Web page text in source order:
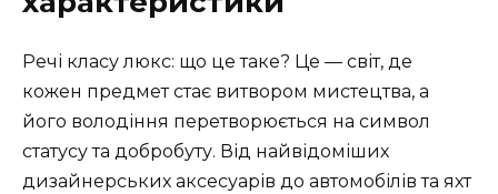
Речі класу люкс: що це таке? Це — світ, де
кожен предмет стає витвором мистецтва, а
його володіння перетворюється на символ
статусу та добробуту. Від найвідоміших
дизайнерських аксесуарів до автомобілів та яхт